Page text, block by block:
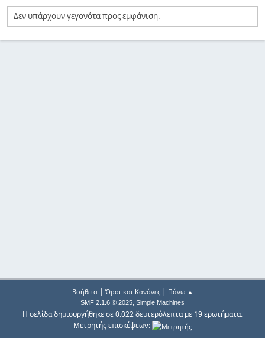
Δεν υπάρχουν γεγονότα προς εμφάνιση.
Βοήθεια| Όροι και Κανόνες| Πάνω ▲
SMF 2.1.6 © 2025, Simple Machines
Η σελίδα δημιουργήθηκε σε 0.022 δευτερόλεπτα με 19 ερωτήματα.
Μετρητής επισκέψεων: